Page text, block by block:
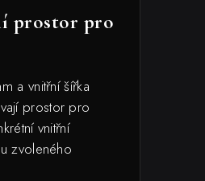
prostor pro
a vnitřní šířka
prostor pro
vnitřní
zvoleného